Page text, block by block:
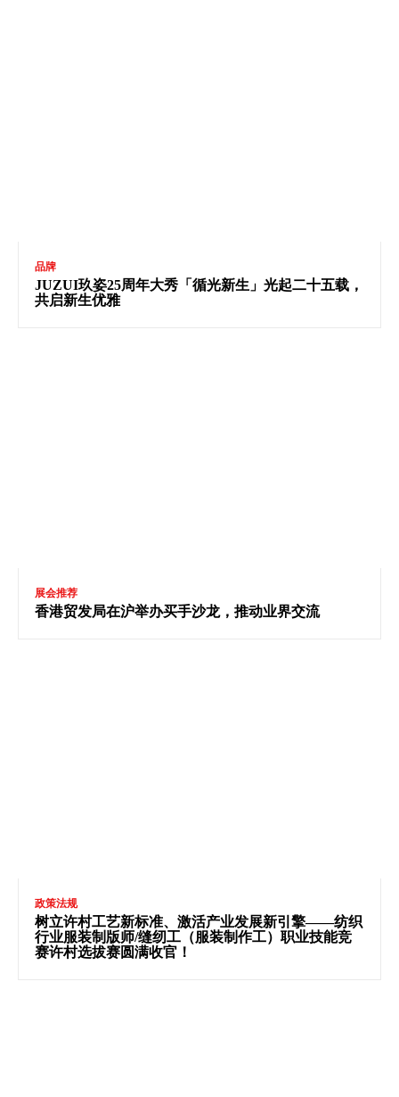
品牌
JUZUI玖姿25周年大秀「循光新生」光起二十五载，
共启新生优雅
展会推荐
香港贸发局在沪举办买手沙龙，推动业界交流
政策法规
树立许村工艺新标准、激活产业发展新引擎——纺织
行业服装制版师/缝纫工（服装制作工）职业技能竞
赛许村选拔赛圆满收官！